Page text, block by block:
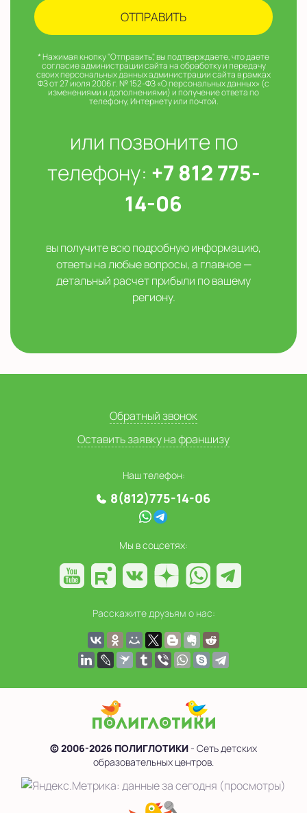
* Нажимая кнопку "Отправить", вы подтверждаете, что даете
согласие администрации сайта на обработку и передачу
своих персональных данных администрации сайта в рамках
ФЗ от 27 июля 2006 г. № 152-ФЗ «О персональных данных» (с
изменениями и дополнениями) и получение ответа по
телефону, Интернету или почтой.
или позвоните по
телефону: +7 812 775-
14-06
вы получите всю подробную информацию,
ответы на любые вопросы, а главное —
детальный расчет прибыли по вашему
региону.
Обратный звонок
Оставить заявку на франшизу
Наш телефон:
8(812)775-14-06
Мы в соцсетях:
Расскажите друзьям о нас:
© 2006-2026 ПОЛИГЛОТИКИ- Сеть детских
образовательных центров.